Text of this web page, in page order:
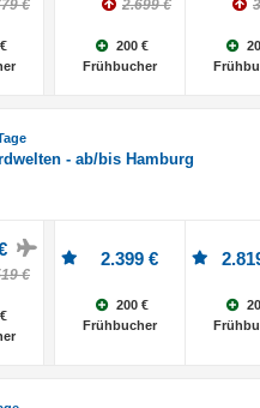
€ 2.699 €
200 €
Frühbucher
- ab/bis Hamburg
€
2.399 €
200 €
Frühbucher